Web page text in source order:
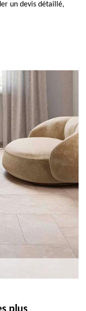
un devis détaillé,